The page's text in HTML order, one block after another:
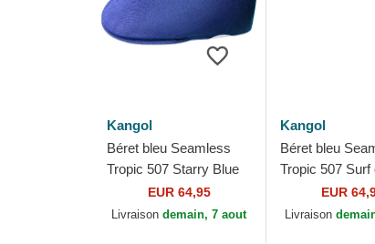
Kangol
Béret bleu Seamless
Tropic 507 Starry Blue
de KangolEUR 64,95
Livraisondemain, 7 aout
Kangol
Béret bleu
Tropic 507 Surf
EUR
Livraison